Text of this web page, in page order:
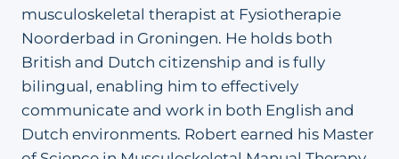
musculoskeletal therapist at Fysiotherapie
Noorderbad in Groningen. He holds both
British and Dutch citizenship and is fully
bilingual, enabling him to effectively
communicate and work in both English and
Dutch environments. Robert earned his Master